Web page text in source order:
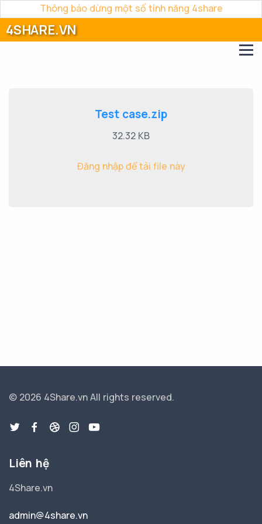
Thông báo dừng một số tính năng 4share
4SHARE.VN
Test case.zip
32.32 KB
Đăng nhập để tải file này
© 2026 4Share.vnAll rights reserved.
Liên hệ
4Share.vn
admin@4share.vn